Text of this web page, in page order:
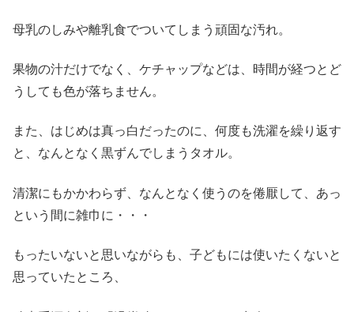
母乳のしみや離乳食でついてしまう頑固な汚れ。
果物の汁だけでなく、ケチャップなどは、時間が経つとど
うしても色が落ちません。
また、はじめは真っ白だったのに、何度も洗濯を繰り返す
と、なんとなく黒ずんでしまうタオル。
清潔にもかかわらず、なんとなく使うのを倦厭して、あっ
という間に雑巾に・・・
もったいないと思いながらも、子どもには使いたくないと
思っていたところ、